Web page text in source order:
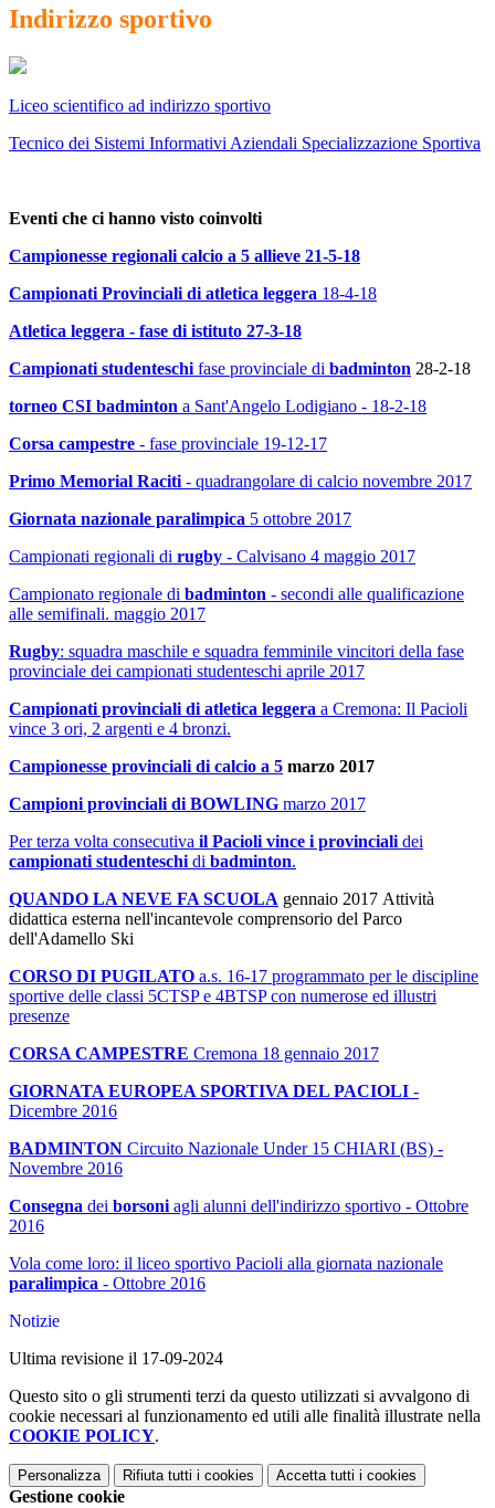
Indirizzo sportivo
Liceo scientifico ad indirizzo sportivo
Tecnico dei Sistemi Informativi Aziendali Specializzazione Sportiva
Eventi che ci hanno visto coinvolti
Campionesse regionali calcio a 5 allieve 21-5-18
Campionati Provinciali di atletica leggera 18-4-18
Atletica leggera - fase di istituto 27-3-18
Campionati studenteschi fase provinciale di badminton 28-2-18
torneo CSI badminton a Sant'Angelo Lodigiano - 18-2-18
Corsa campestre - fase provinciale 19-12-17
Primo Memorial Raciti - quadrangolare di calcio novembre 2017
Giornata nazionale paralimpica 5 ottobre 2017
Campionati regionali di rugby - Calvisano 4 maggio 2017
Campionato regionale di badminton - secondi alle qualificazione
alle semifinali. maggio 2017
Rugby: squadra maschile e squadra femminile vincitori della fase
provinciale dei campionati studenteschi aprile 2017
Campionati provinciali di atletica leggera a Cremona: Il Pacioli
vince 3 ori, 2 argenti e 4 bronzi.
Campionesse provinciali di calcio a 5 marzo 2017
Campioni provinciali di BOWLING marzo 2017
Per terza volta consecutiva il Pacioli vince i provinciali dei
campionati studenteschi di badminton.
QUANDO LA NEVE FA SCUOLA gennaio 2017 Attività
didattica esterna nell'incantevole comprensorio del Parco
dell'Adamello Ski
CORSO DI PUGILATO a.s. 16-17 programmato per le discipline
sportive delle classi 5CTSP e 4BTSP con numerose ed illustri
presenze
CORSA CAMPESTRE Cremona 18 gennaio 2017
GIORNATA EUROPEA SPORTIVA DEL PACIOLI -
Dicembre 2016
BADMINTON Circuito Nazionale Under 15 CHIARI (BS) -
Novembre 2016
Consegna dei borsoni agli alunni dell'indirizzo sportivo - Ottobre
2016
Vola come loro: il liceo sportivo Pacioli alla giornata nazionale
paralimpica - Ottobre 2016
Notizie
Ultima revisione il 17-09-2024
Questo sito o gli strumenti terzi da questo utilizzati si avvalgono di
cookie necessari al funzionamento ed utili alle finalità illustrate nella
COOKIE POLICY.
Personalizza Rifiuta tutti i cookies Accetta tutti i cookies
Gestione cookie